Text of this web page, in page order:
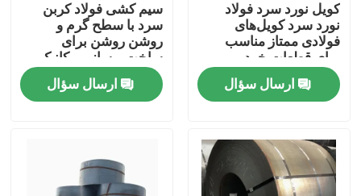
خانه
دربارهی ما
کویل نورد سرد فولاد
نورد سرد کویل‌های
فولادی ممتاز مناسب
برای قطعات خودرو و
مصالح ساختمانی
ارسال سؤال
سیم کشی فولاد کربن
سرد با سطح گرم و
روشن روشن برای
ساخت و ساز و مکانیک
طراحی شده است
ارسال سؤال